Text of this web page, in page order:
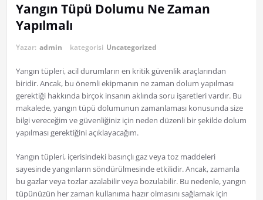
Yangın Tüpü Dolumu Ne Zaman
Yapılmalı
Yazar: admin kategorisi Uncategorized
Yangın tüpleri, acil durumların en kritik güvenlik araçlarından
biridir. Ancak, bu önemli ekipmanın ne zaman dolum yapılması
gerektiği hakkında birçok insanın aklında soru işaretleri vardır. Bu
makalede, yangın tüpü dolumunun zamanlaması konusunda size
bilgi vereceğim ve güvenliğiniz için neden düzenli bir şekilde dolum
yapılması gerektiğini açıklayacağım.
Yangın tüpleri, içerisindeki basınçlı gaz veya toz maddeleri
sayesinde yangınların söndürülmesinde etkilidir. Ancak, zamanla
bu gazlar veya tozlar azalabilir veya bozulabilir. Bu nedenle, yangın
tüpünüzün her zaman kullanıma hazır olmasını sağlamak için